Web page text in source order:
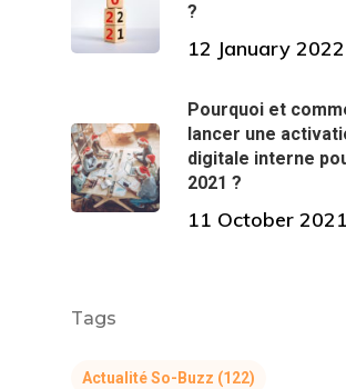
?
12 January 2022
Pourquoi et
lancer une
digitale interne
2021 ?
11 October 2021
Tags
Actualité So-Buzz (122)